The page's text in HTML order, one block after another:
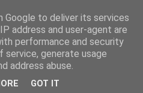
Google to deliver its services
address and user-agent are
performance and security
generate usage
address abuse.
GOT IT